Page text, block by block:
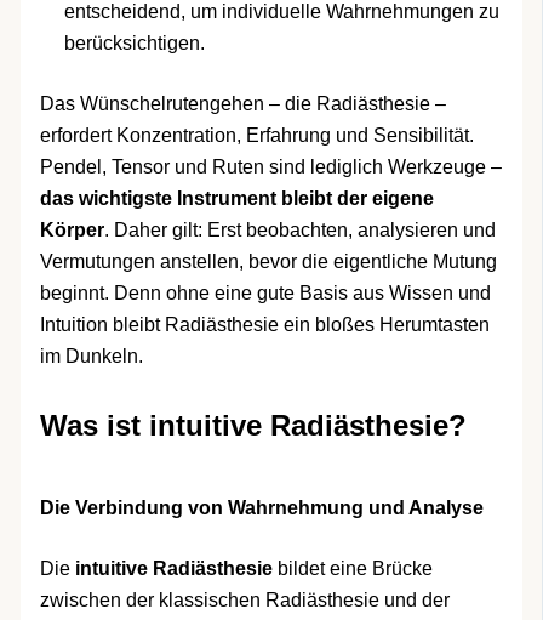
entscheidend, um individuelle Wahrnehmungen zu
berücksichtigen.
Das Wünschelrutengehen – die Radiästhesie –
erfordert Konzentration, Erfahrung und Sensibilität.
Pendel, Tensor und Ruten sind lediglich Werkzeuge –
das wichtigste Instrument bleibt der eigene
Körper. Daher gilt: Erst beobachten, analysieren und
Vermutungen anstellen, bevor die eigentliche Mutung
beginnt. Denn ohne eine gute Basis aus Wissen und
Intuition bleibt Radiästhesie ein bloßes Herumtasten
im Dunkeln.
Was ist intuitive Radiästhesie?
Die Verbindung von Wahrnehmung und Analyse
Die intuitive Radiästhesiebildet eine Brücke
zwischen der klassischen Radiästhesie und der